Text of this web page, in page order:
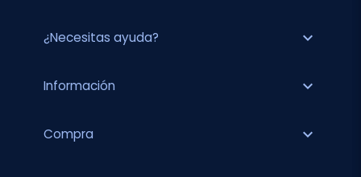
¿Necesitas ayuda? expand_more
Información expand_more
Compra expand_more